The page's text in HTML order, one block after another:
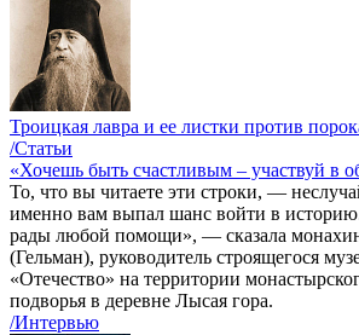
Троицкая лавра и ее листки против
/Статьи
«Хочешь быть счастливым – участвуй в
То, что вы читаете эти строки, —
именно вам выпал шанс войти в
рады любой помощи», — сказала
(Гельман), руководитель строящегося
«Отечество» на территории
подворья в деревне Лысая гора.
/Интервью